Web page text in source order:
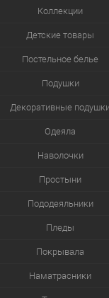
Коллекции
Детские товары
Постельное белье
Подушки
Декоративные
Одеяла
Наволочки
Простыни
Пододеяльники
Пледы
Покрывала
Наматрасники